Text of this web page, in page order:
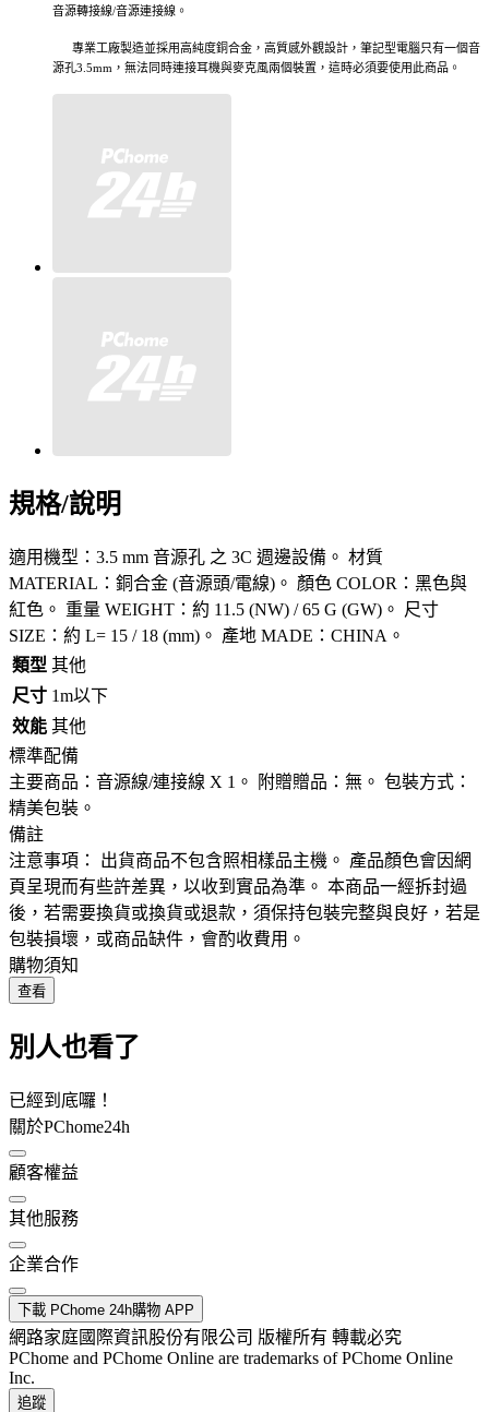
音源轉接線/音源連接線。
專業工廠製造並採用高純度銅合金，高質感外觀設計，筆記型電腦只有一個音
源孔3.5mm，無法同時連接耳機與麥克風兩個裝置，這時必須要使用此商品。
規格/說明
適用機型：3.5 mm 音源孔 之 3C 週邊設備。 材質
MATERIAL：銅合金 (音源頭/電線)。 顏色 COLOR：黑色與
紅色。 重量 WEIGHT：約 11.5 (NW) / 65 G (GW)。 尺寸
SIZE：約 L= 15 / 18 (mm)。 產地 MADE：CHINA。
類型 其他
尺寸 1m以下
效能 其他
標準配備
主要商品：音源線/連接線 X 1。 附贈贈品：無。 包裝方式：
精美包裝。
備註
注意事項： 出貨商品不包含照相樣品主機。 產品顏色會因網
頁呈現而有些許差異，以收到實品為準。 本商品一經拆封過
後，若需要換貨或換貨或退款，須保持包裝完整與良好，若是
包裝損壞，或商品缺件，會酌收費用。
購物須知
查看
別人也看了
已經到底囉！
關於PChome24h
顧客權益
其他服務
企業合作
下載 PChome 24h購物 APP
網路家庭國際資訊股份有限公司 版權所有 轉載必究
PChome and PChome Online are trademarks of PChome Online
Inc.
追蹤